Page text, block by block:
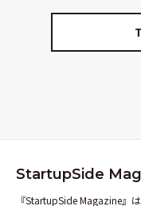
StartupSide
『StartupSide Magazine』